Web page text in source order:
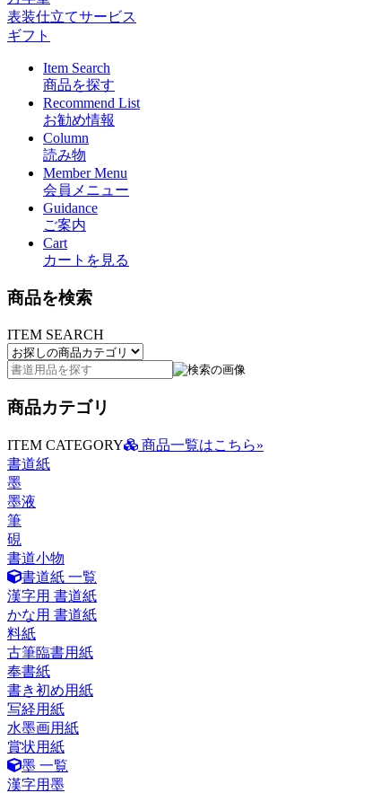
表装仕立てサービス
ギフト
Item Search
商品を探す
Recommend List
お勧め情報
Column
読み物
Member Menu
会員メニュー
Guidance
ご案内
Cart
カートを見る
商品を検索
ITEM SEARCH
商品カテゴリ
ITEM CATEGORY
商品一覧はこちら»
書道紙
墨
墨液
筆
硯
書道小物
書道紙 一覧
漢字用 書道紙
かな用 書道紙
料紙
古筆臨書用紙
奉書紙
書き初め用紙
写経用紙
水墨画用紙
賞状用紙
墨 一覧
漢字用墨